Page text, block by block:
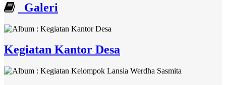
Galeri
Kegiatan Kantor Desa